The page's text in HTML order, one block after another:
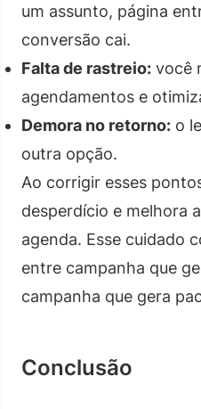
um assunto, página
conversão cai.
Falta de rastreio: você
agendamentos e
Demora no retorno: o
outra opção.
Ao corrigir esses
desperdício e melhora
agenda. Esse cuidado
entre campanha que
campanha que gera
Conclusão